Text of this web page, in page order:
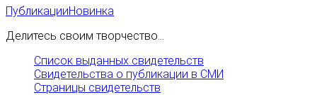
ПубликацииНовинка
Делитесь своим творчество...
Список выданных свидетельств
Свидетельства о публикации в СМИ
Страницы свидетельств